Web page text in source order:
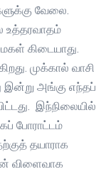
வேலை.
உத்தரவாதம்
கிடையாது.
முக்கால் வாசி
இன்று அங்கு எந்தப்
இந்நிலையில்
போராட்டம்
தயாராக
விளைவாக